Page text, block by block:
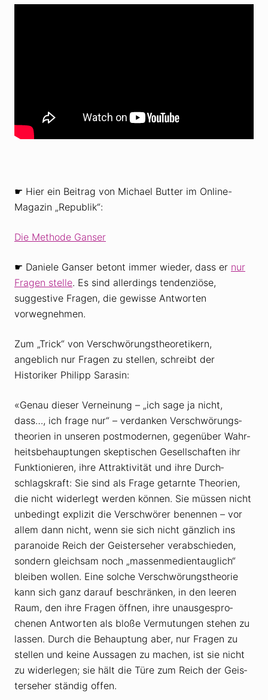
☛ Hier ein Beitrag von Michael Butter im Online-
Magazin „Republik“:
Die Methode Ganser
☛ Daniele Ganser betont immer wieder, dass er nur
Fragen stelle. Es sind allerdings tendenziöse,
suggestive Fragen, die gewisse Antworten
vorwegnehmen.
Zum „Trick“ von Verschwörungstheoretikern,
angeblich nur Fragen zu stellen, schreibt der
Historiker Philipp Sarasin:
«Genau dieser Vernei­nung – „ich sage ja nicht,
dass…, ich frage nur“ – verdanken Verschwö­rungs­
theo­rien in unseren post­mo­dernen, gegen­über Wahr­
heits­be­haup­tungen skep­ti­schen Gesell­schaften ihr
Funk­tio­nieren, ihre Attrak­ti­vität und ihre Durch­
schlags­kraft: Sie sind als Frage getarnte Theo­rien,
die nicht wider­legt werden können. Sie müssen nicht
unbe­dingt explizit die Verschwörer benennen – vor
allem dann nicht, wenn sie sich nicht gänz­lich ins
para­noide Reich der Geis­ter­seher verab­schieden,
sondern gleichsam noch „massen­me­di­en­taug­lich“
bleiben wollen. Eine solche Verschwö­rungs­theorie
kann sich ganz darauf beschränken, in den leeren
Raum, den ihre Fragen öffnen, ihre unaus­ge­spro­
chenen Antworten als bloße Vermu­tungen stehen zu
lassen. Durch die Behaup­tung aber, nur Fragen zu
stellen und keine Aussagen zu machen, ist sie nicht
zu wider­legen; sie hält die Türe zum Reich der Geis­
ter­seher ständig offen.